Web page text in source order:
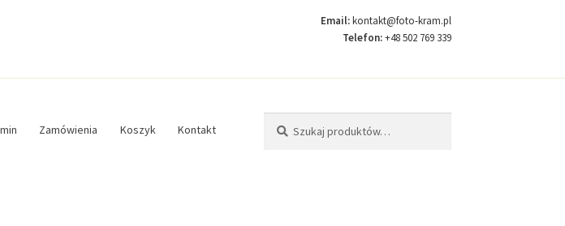
Email:kontakt@foto-kram.pl
Telefon:+48 502 769 339
Zamówienia Koszyk Kontakt